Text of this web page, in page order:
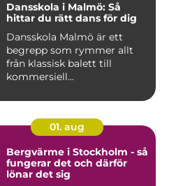
Dansskola i Malmö: Så
hittar du rätt dans för dig
Dansskola Malmö är ett
begrepp som rymmer allt
från klassisk balett till
kommersiell...
01. aug
Bergvärme i Stockholm - så
fungerar det och därför
lönar det sig